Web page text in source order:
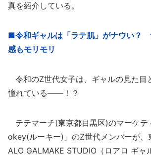
真を紹介している。
■令和ギャルは「ラテ肌」がナウい？
感もモリモリ
令和のZ世代女子は、ギャルの見た目
憧れている――！？
テテマーチ(東京都目黒区)のマーケテ
okey(ルーキー)」のZ世代メンバーが、
ALO GALMAKE STUDIO（ロアロ ギャ